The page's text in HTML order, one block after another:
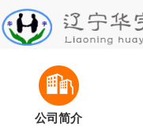
公司简介